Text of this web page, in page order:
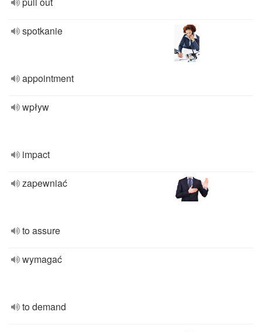
spotkanie
appointment
wpływ
impact
zapewniać
to assure
wymagać
to demand